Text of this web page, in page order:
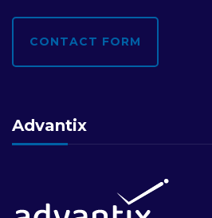
CONTACT FORM
Advantix